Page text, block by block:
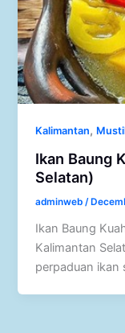
Kalimantan,
Ikan Baung
Selatan)
adminweb/
Ikan Baung
Kalimantan
perpaduan ikan